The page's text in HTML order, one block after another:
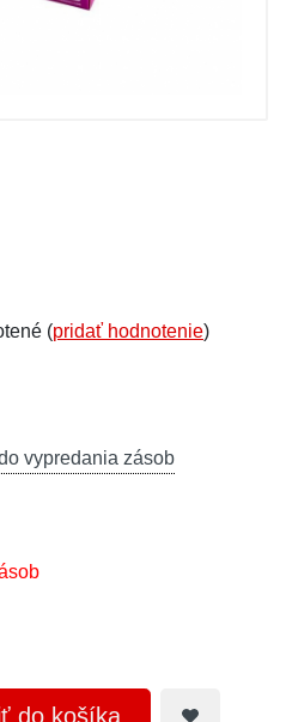
(pridať hodnotenie)
vypredania zásob
do košíka